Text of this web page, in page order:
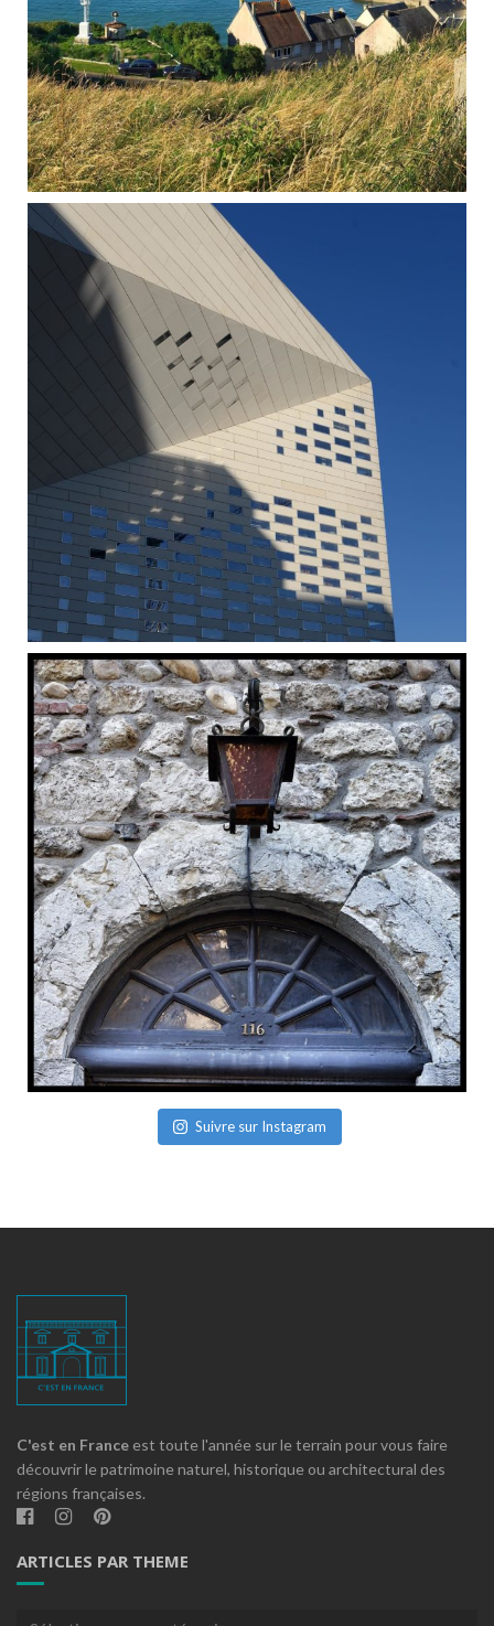
Suivre sur Instagram
C'est en France est toute l'année sur le terrain pour vous faire
découvrir le patrimoine naturel, historique ou architectural des
régions françaises.
ARTICLES PAR THEME
Articles